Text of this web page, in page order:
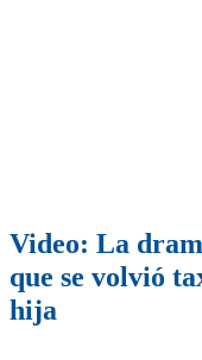
Video: La
que se volvió
hija